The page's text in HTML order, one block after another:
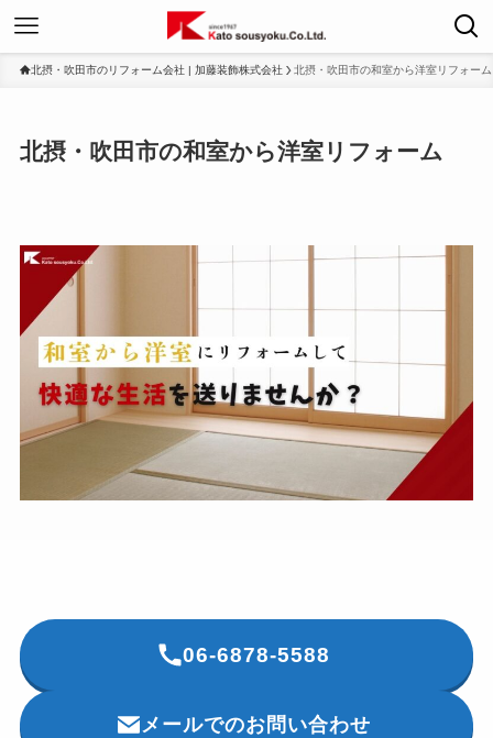
北摂・吹田市のリフォーム会社 | 加藤装飾株式会社 北摂・吹田市の和室から洋室リフォーム
北摂・吹田市の和室から洋室リフォーム
06-6878-5588
メールでのお問い合わせ